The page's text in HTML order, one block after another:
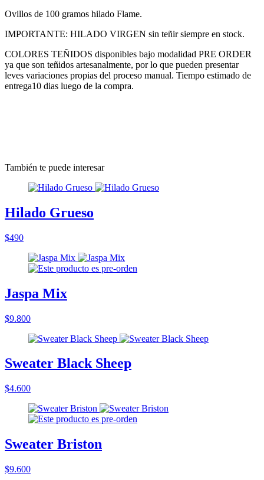
Ovillos de 100 gramos hilado Flame.
IMPORTANTE: HILADO VIRGEN sin teñir siempre en stock.
COLORES TEÑIDOS disponibles bajo modalidad PRE ORDER
ya que son teñidos artesanalmente, por lo que pueden presentar
leves variaciones propias del proceso manual. Tiempo estimado de
entrega10 dias luego de la compra.
También te puede interesar
Hilado Grueso
$490
Jaspa Mix
$9.800
Sweater Black Sheep
$4.600
Sweater Briston
$9.600